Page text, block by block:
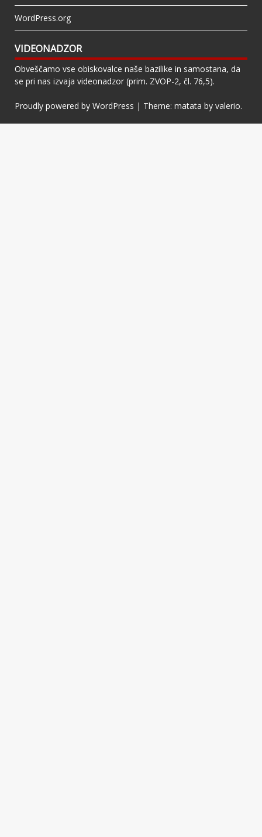
WordPress.org
VIDEONADZOR
Obveščamo vse obiskovalce naše bazilike in samostana, da
se pri nas izvaja videonadzor (prim. ZVOP-2, čl. 76,5).
Proudly powered by WordPress | Theme: matata by valerio.